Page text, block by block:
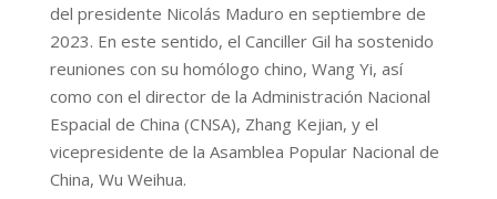
del presidente Nicolás Maduro en septiembre de
2023. En este sentido, el Canciller Gil ha sostenido
reuniones con su homólogo chino, Wang Yi, así
como con el director de la Administración Nacional
Espacial de China (CNSA), Zhang Kejian, y el
vicepresidente de la Asamblea Popular Nacional de
China, Wu Weihua.